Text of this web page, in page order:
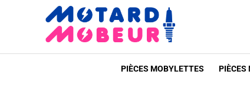
PIÈCES MOBYLETTES PIÈCES